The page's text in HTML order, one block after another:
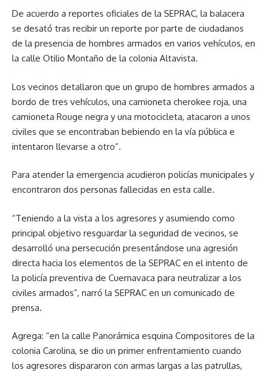
De acuerdo a reportes oficiales de la SEPRAC, la balacera
se desató tras recibir un reporte por parte de ciudadanos
de la presencia de hombres armados en varios vehículos, en
la calle Otilio Montaño de la colonia Altavista.
Los vecinos detallaron que un grupo de hombres armados a
bordo de tres vehículos, una camioneta cherokee roja, una
camioneta Rouge negra y una motocicleta, atacaron a unos
civiles que se encontraban bebiendo en la vía pública e
intentaron llevarse a otro”.
Para atender la emergencia acudieron policías municipales y
encontraron dos personas fallecidas en esta calle.
“Teniendo a la vista a los agresores y asumiendo como
principal objetivo resguardar la seguridad de vecinos, se
desarrolló una persecución presentándose una agresión
directa hacia los elementos de la SEPRAC en el intento de
la policía preventiva de Cuernavaca para neutralizar a los
civiles armados”, narró la SEPRAC en un comunicado de
prensa.
Agrega: “en la calle Panorámica esquina Compositores de la
colonia Carolina, se dio un primer enfrentamiento cuando
los agresores dispararon con armas largas a las patrullas,